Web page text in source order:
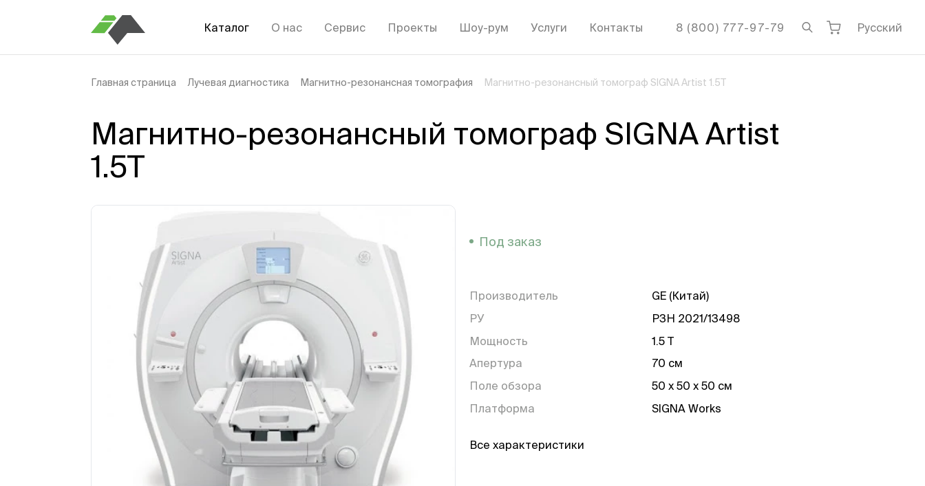
Каталог О нас Сервис Проекты Шоу-рум Услуги Контакты 8 (800) 777-97-79 Русский
Главная страница Лучевая диагностика Магнитно-резонансная томография Магнитно-резонансный томограф SIGNA Artist 1.5T
Магнитно-резонансный томограф SIGNA Artist
1.5T
Под заказ
Производитель
GE (Китай)
РУ
РЗН 2021/13498
Мощность
1.5 Т
Апертура
70 см
Поле обзора
50 х 50 х 50 см
Платформа
SIGNA Works
Все характеристики